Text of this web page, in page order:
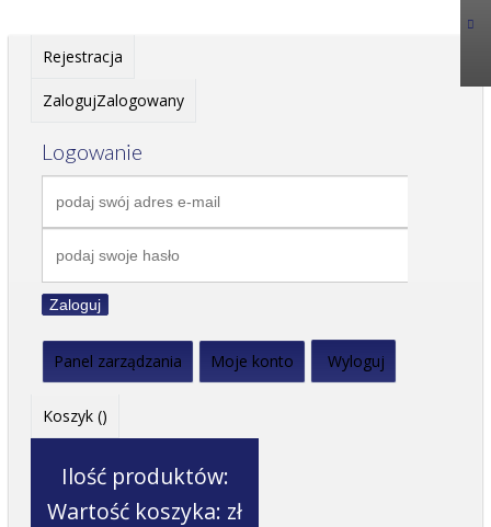
Rejestracja
ZalogujZalogowany
Logowanie
Zaloguj
Panel zarządzania Moje konto Wyloguj
Koszyk ()
Ilość produktów:
Wartość koszyka: zł